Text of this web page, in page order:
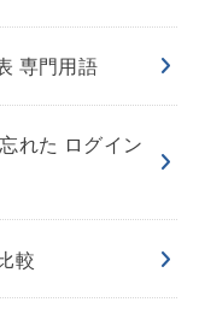
専門用語
れた ログイン
較